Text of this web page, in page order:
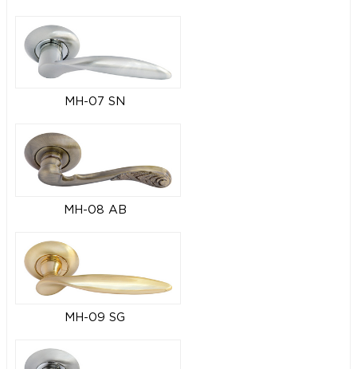
MH-07 SN
MH-08 AB
MH-09 SG